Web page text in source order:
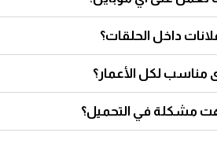
داخل الحلقات؟
مناسب لكل الأعمار؟
مشكلة في التحميل؟